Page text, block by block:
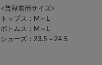
<普段着用サイズ>
トップス：M～L
ボトムス：M～L
シューズ：23.5～24.5